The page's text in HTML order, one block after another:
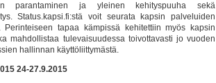
parantaminen ja yleinen kehityspuuha sekä
Status.kapsi.fi:stä voit seurata kapsin palveluiden
Perinteiseen tapaa kämpissä kehitettiin myös kapsin
mahdollistaa tulevaisuudessa toivottavasti jo vuoden
hallinnan käyttöliittymästä.
24-27.9.2015